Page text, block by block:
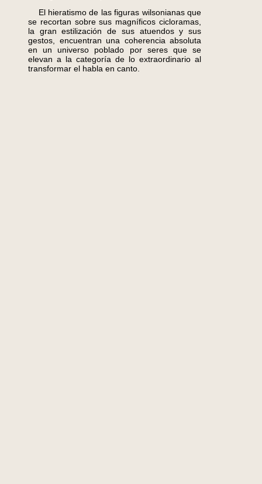
El hieratismo de las figuras wilsonianas que
se recortan sobre sus magníficos cicloramas,
la gran estilización de sus atuendos y sus
gestos, encuentran una coherencia absoluta
en un universo poblado por seres que se
elevan a la categoría de lo extraordinario al
transformar el habla en canto.